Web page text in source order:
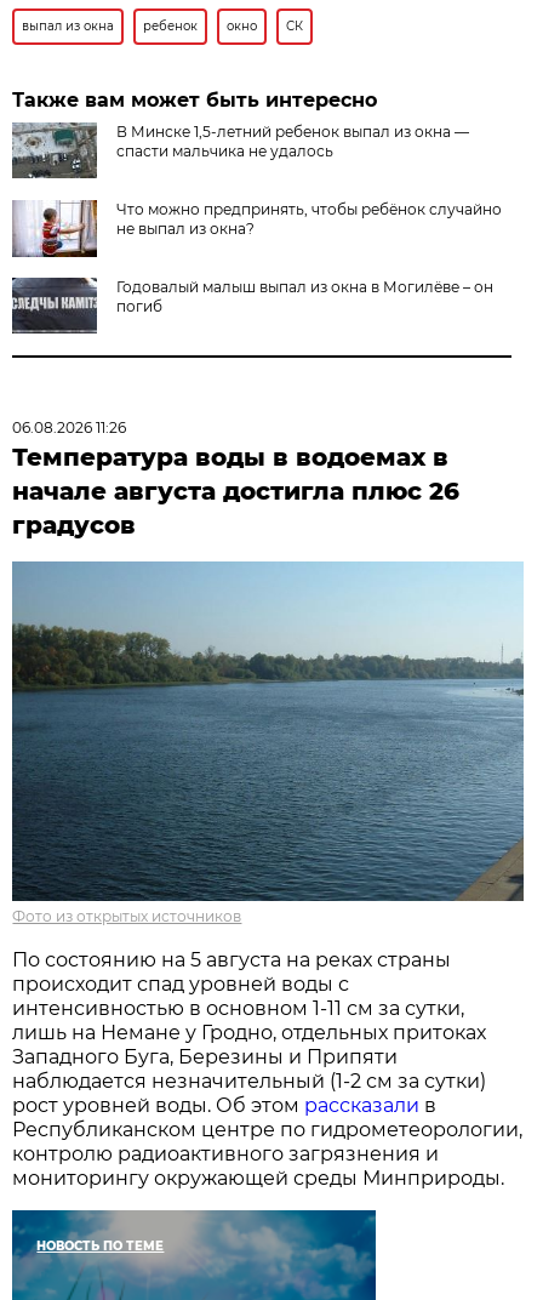
выпал из окна ребенок окно СК
Также вам может быть интересно
В Минске 1,5-летний ребенок выпал из окна —
спасти мальчика не удалось
Что можно предпринять, чтобы ребёнок случайно
не выпал из окна?
Годовалый малыш выпал из окна в Могилёве – он
погиб
06.08.2026 11:26
Температура воды в водоемах в
начале августа достигла плюс 26
градусов
Фото из открытых источников
По состоянию на 5 августа на реках страны
происходит спад уровней воды с
интенсивностью в основном 1-11 см за сутки,
лишь на Немане у Гродно, отдельных притоках
Западного Буга, Березины и Припяти
наблюдается незначительный (1-2 см за сутки)
рост уровней воды. Об этом рассказали в
Республиканском центре по гидрометеорологии,
контролю радиоактивного загрязнения и
мониторингу окружающей среды Минприроды.
НОВОСТЬ ПО ТЕМЕ